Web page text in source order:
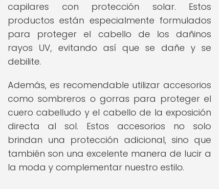
capilares con protección solar. Estos
productos están especialmente formulados
para proteger el cabello de los dañinos
rayos UV, evitando así que se dañe y se
debilite.
Además, es recomendable utilizar accesorios
como sombreros o gorras para proteger el
cuero cabelludo y el cabello de la exposición
directa al sol. Estos accesorios no solo
brindan una protección adicional, sino que
también son una excelente manera de lucir a
la moda y complementar nuestro estilo.